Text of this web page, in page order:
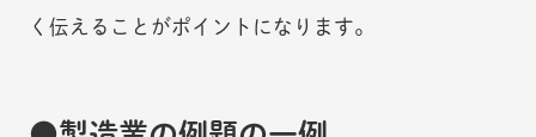
く伝えることがポイントになります。